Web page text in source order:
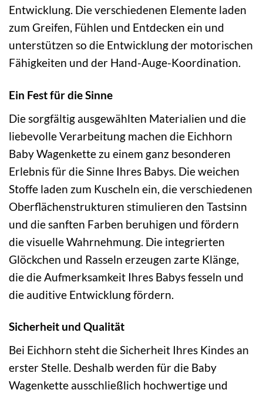
Entwicklung. Die verschiedenen Elemente laden
zum Greifen, Fühlen und Entdecken ein und
unterstützen so die Entwicklung der motorischen
Fähigkeiten und der Hand-Auge-Koordination.
Ein Fest für die Sinne
Die sorgfältig ausgewählten Materialien und die
liebevolle Verarbeitung machen die Eichhorn
Baby Wagenkette zu einem ganz besonderen
Erlebnis für die Sinne Ihres Babys. Die weichen
Stoffe laden zum Kuscheln ein, die verschiedenen
Oberflächenstrukturen stimulieren den Tastsinn
und die sanften Farben beruhigen und fördern
die visuelle Wahrnehmung. Die integrierten
Glöckchen und Rasseln erzeugen zarte Klänge,
die die Aufmerksamkeit Ihres Babys fesseln und
die auditive Entwicklung fördern.
Sicherheit und Qualität
Bei Eichhorn steht die Sicherheit Ihres Kindes an
erster Stelle. Deshalb werden für die Baby
Wagenkette ausschließlich hochwertige und